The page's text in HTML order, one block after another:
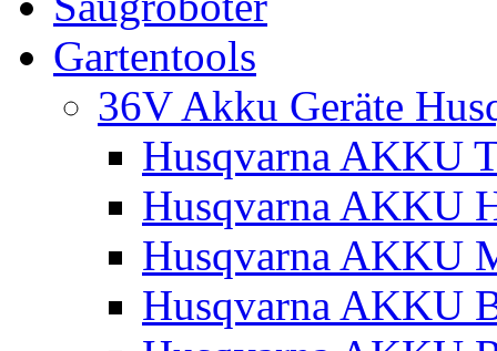
Gartentools
36V Akku Geräte
Husqvarna AKKU
Husqvarna AKKU
Husqvarna AKKU
Husqvarna AKKU